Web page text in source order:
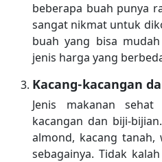
beberapa buah punya
sangat nikmat untuk
buah yang bisa
jenis harga yang
Kacang-kacangan
Jenis makanan
kacangan dan biji-
almond, kacang tanah,
sebagainya. Tidak